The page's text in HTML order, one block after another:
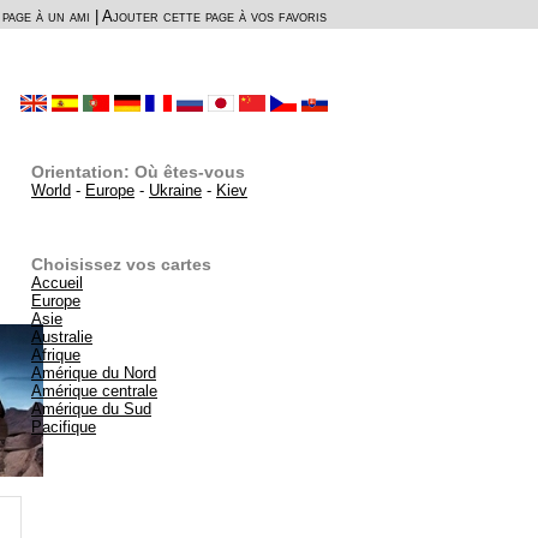
à un ami Ajouter cette page à vos favoris
Orientation: Où êtes-vous
World - Europe - Ukraine - Kiev
Choisissez vos cartes
Accueil
Europe
Asie
Australie
Afrique
Amérique du Nord
Amérique centrale
Amérique du Sud
Pacifique